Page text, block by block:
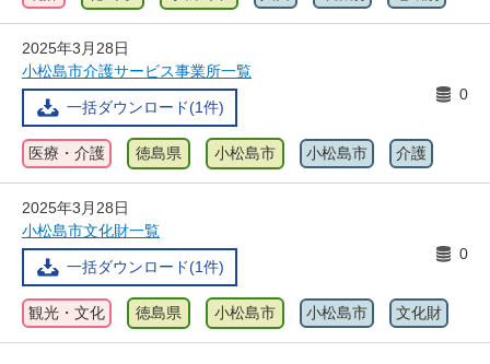
2025年3月28日
小松島市介護サービス事業所一覧
一括ダウンロード(1件)
0
医療・介護 徳島県 小松島市 小松島市 介護
2025年3月28日
小松島市文化財一覧
一括ダウンロード(1件)
0
観光・文化 徳島県 小松島市 小松島市 文化財